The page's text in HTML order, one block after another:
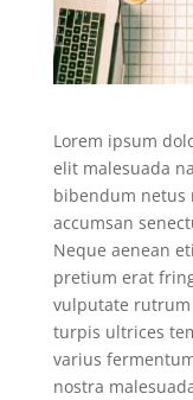
Lorem ipsum
elit malesuada
bibendum netus
accumsan
Neque aenean
pretium erat
vulputate rutrum
turpis ultrices
varius
nostra